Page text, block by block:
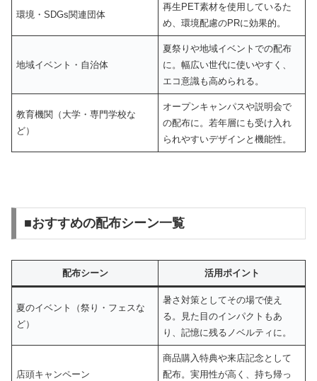
環境・SDGs関連団体
再生PET素材を使用しているた
め、環境配慮のPRに効果的。
地域イベント・自治体
夏祭りや地域イベントでの配布
に。幅広い世代に使いやすく、
エコ意識も高められる。
教育機関（大学・専門学校な
ど）
オープンキャンパスや説明会で
の配布に。若年層にも受け入れ
られやすいデザインと機能性。
■おすすめの配布シーン一覧
配布シーン 活用ポイント
夏のイベント（祭り・フェスな
ど）
暑さ対策としてその場で使え
る。見た目のインパクトもあ
り、記憶に残るノベルティに。
店頭キャンペーン
商品購入特典や来店記念として
配布。実用性が高く、持ち帰っ